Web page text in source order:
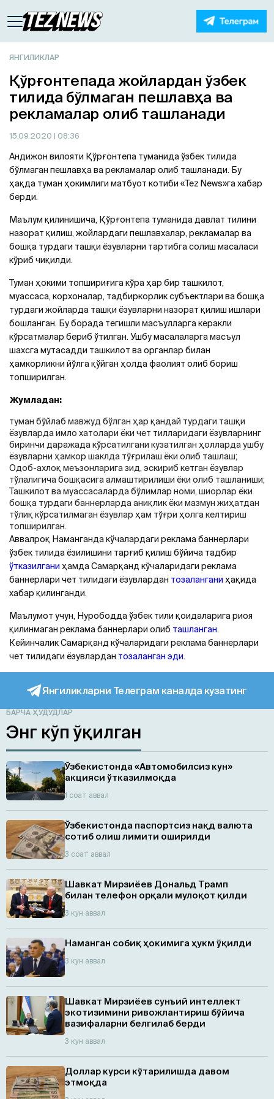
ЯНГИЛИКЛАР
Қўрғонтепада жойлардан ўзбек
тилида бўлмаган пешлавҳа ва
рекламалар олиб ташланади
15.09.2020 | 08:36
Андижон вилояти Қўрғонтепа туманида ўзбек тилида
бўлмаган пешлавҳа ва рекламалар олиб ташланади. Бу
ҳақда туман ҳокимлиги матбуот котиби «Tez News»га хабар
берди.
Маълум қилинишича, Қўрғонтепа туманида давлат тилини
назорат қилиш, жойлардаги пешлавхалар, рекламалар ва
бошқа турдаги ташқи ёзувларни тартибга солиш масаласи
кўриб чиқилди.
Туман ҳокими топшириғига кўра ҳар бир ташкилот,
муассаса, корхоналар, тадбиркорлик субъектлари ва бошқа
турдаги жойларда ташқи ёзувларни назорат қилиш ишлари
бошланган. Бу борада тегишли масъулларга керакли
кўрсатмалар бериб ўтилган. Ушбу масалаларга масъул
шахсга мутасадди ташкилот ва органлар билан
ҳамкорликни йўлга қўйган ҳолда фаолият олиб бориш
топширилган.
Жумладан:
туман бўйлаб мавжуд бўлган ҳар қандай турдаги ташқи
ёзувларда имло хатолари ёки чет тилларидаги ёзувларнинг
биринчи даражада кўрсатилгани кузатилган ҳолларда ушбу
ёзувларни ҳамкор шаклда тўғрилаш ёки олиб ташлаш;
Одоб-ахлоқ меъзонларига зид, эскириб кетган ёзувлар
тўлалигича бошқасига алмаштирилиши ёки олиб ташланиши;
Ташкилот ва муассасаларда бўлимлар номи, шиорлар ёки
бошқа турдаги баннерларда аниқлик ёки мазмун жиҳатдан
тўлиқ кўрсатилмаган ёзувлар ҳам тўғри ҳолга келтириш
топширилган.
Аввалроқ Наманганда кўчалардаги реклама баннерлари
ўзбек тилида ёзилишини тарғиб қилиш бўйича тадбир
ўтказилгани ҳамда Самарқанд кўчаларидаги реклама
баннерлари чет тилидаги ёзувлардан тозалангани ҳақида
хабар қилинганди.
Маълумот учун, Нурободда ўзбек тили қоидаларига риоя
қилинмаган реклама баннерлари олиб ташланган.
Кейинчалик Самарқанд кўчаларидаги реклама баннерлари
чет тилидаги ёзувлардан тозаланган эди.
Янгиликларни Телеграм каналда кузатинг
БАРЧА ҲУДУДЛАР
Энг кўп ўқилган
Ўзбекистонда «Автомобилсиз кун»
акцияси ўтказилмоқда
1 соат аввал
Ўзбекистонда паспортсиз нақд валюта
сотиб олиш лимити оширилди
3 соат аввал
Шавкат Мирзиёев Дональд Трамп
билан телефон орқали мулоқот қилди
3 кун аввал
Наманган собиқ ҳокимига ҳукм ўқилди
3 кун аввал
Шавкат Мирзиёев сунъий интеллект
экотизимини ривожлантириш бўйича
вазифаларни белгилаб берди
3 кун аввал
Доллар курси кўтарилишда давом
этмоқда